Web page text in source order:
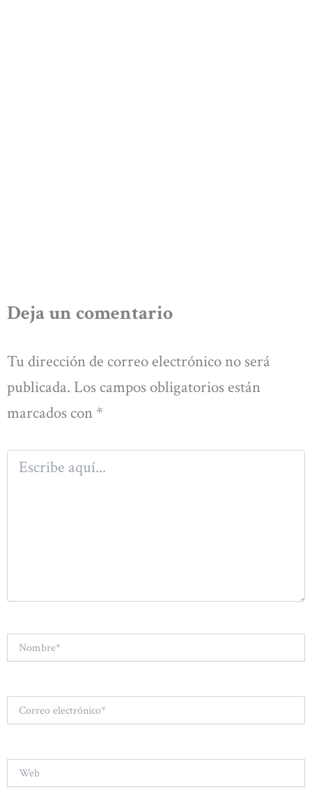
Deja un comentario
Tu dirección de correo electrónico no será
publicada. Los campos obligatorios están
marcados con *
Escribe
aquí...
electrónico*